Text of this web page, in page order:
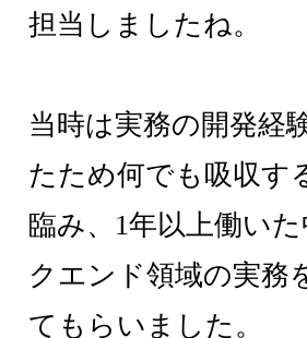
担当しましたね。
当時は実務の開発経
たため何でも吸収す
臨み、1年以上働い
クエンド領域の実務
てもらいました。